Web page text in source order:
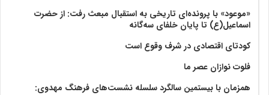
«موعود» با پرونده‌ای تاریخی به استقبال مبعث رفت: از حضرت
اسماعیل(ع) تا پایان خلفای سه‌گانه
کودتای اقتصادی در شرف وقوع است
فلوت نوازان عصر ما
همزمان با بیستمین سالگرد سلسله نشست‌های فرهنگ مهدوی:‌